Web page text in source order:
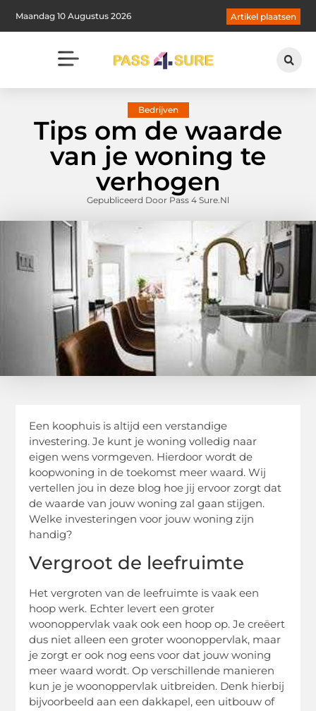
Maandag 10 Augustus 2026 Artikel plaatsen
Bedrijven
Tips om de waarde
van je woning te
verhogen
Gepubliceerd Door Pass 4 Sure.nl
Een koophuis is altijd een verstandige
investering. Je kunt je woning volledig naar
eigen wens vormgeven. Hierdoor wordt de
koopwoning in de toekomst meer waard. Wij
vertellen jou in deze blog hoe jij ervoor zorgt dat
de waarde van jouw woning zal gaan stijgen.
Welke investeringen voor jouw woning zijn
handig?
Vergroot de leefruimte
Het vergroten van de leefruimte is vaak een
hoop werk. Echter levert een groter
woonoppervlak vaak ook een hoop op. Je creëert
dus niet alleen een groter woonoppervlak, maar
je zorgt er ook nog eens voor dat jouw woning
meer waard wordt. Op verschillende manieren
kun je je woonoppervlak uitbreiden. Denk hierbij
bijvoorbeeld aan een dakkapel, een uitbouw of